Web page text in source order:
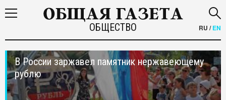
ОБЩЕСТВО RU /EN
В России заржавел памятник нержавеющему
рублю